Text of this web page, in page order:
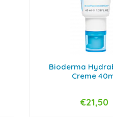
Bioderma
Creme
+
€21,50